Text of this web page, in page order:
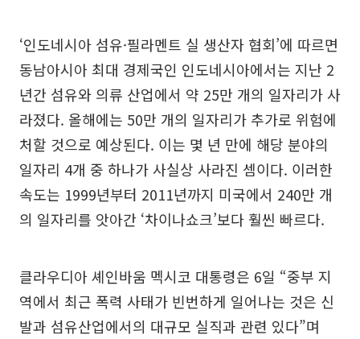
‘인도네시아 섬유·필라멘트 실 생산자 협회’에 따르면
동남아시아 최대 경제국인 인도네시아에서는 지난 2
년간 섬유와 의류 산업에서 약 25만 개의 일자리가 사
라졌다. 올해에는 50만 개의 일자리가 추가로 위험에
처할 것으로 예상된다. 이는 몇 년 만에 해당 분야의
일자리 4개 중 하나가 사실상 사라진 셈이다. 이러한
속도는 1999년부터 2011년까지 미국에서 240만 개
의 일자리를 앗아간 ‘차이나쇼크’보다 훨씬 빠르다.
클라우디아 셰인바움 멕시코 대통령은 6일 “중부 지
역에서 최근 폭력 사태가 빈번하게 일어나는 것은 신
발과 섬유산업에서의 대규모 실직과 관련 있다”며